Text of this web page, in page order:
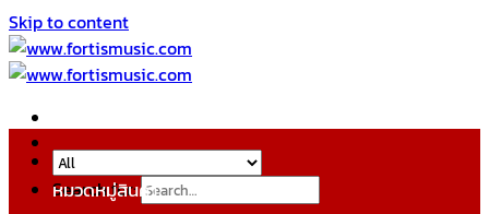
Skip to content
Search for:
หมวดหมู่สินค้า